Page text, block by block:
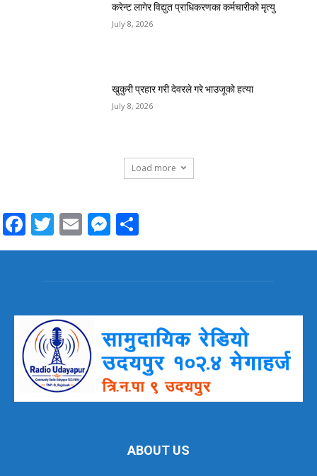
करेन्ट लागेर विद्युत प्राधिकरणका कर्मचारीको मृत्यु
July 8, 2026
खुकुरी प्रहार गरी देवरले गरे भाउजूको हत्या
July 8, 2026
Load more
Facebook
Twitter
EmailMessenger
ABOUT US